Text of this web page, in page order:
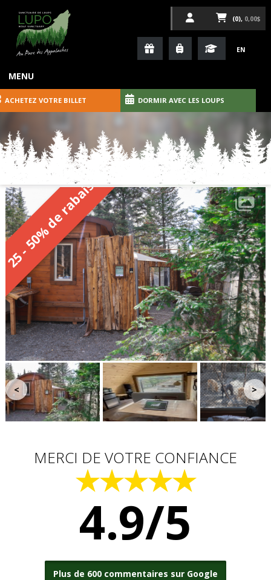
(0), 0,00$
EN
MENU
ACHETEZ VOTRE BILLET DORMIR AVEC LES LOUPS
25 - 50% de rabais
< >
MERCI DE VOTRE CONFIANCE
★★★★★
4.9/5
Plus de 600 commentaires sur Google